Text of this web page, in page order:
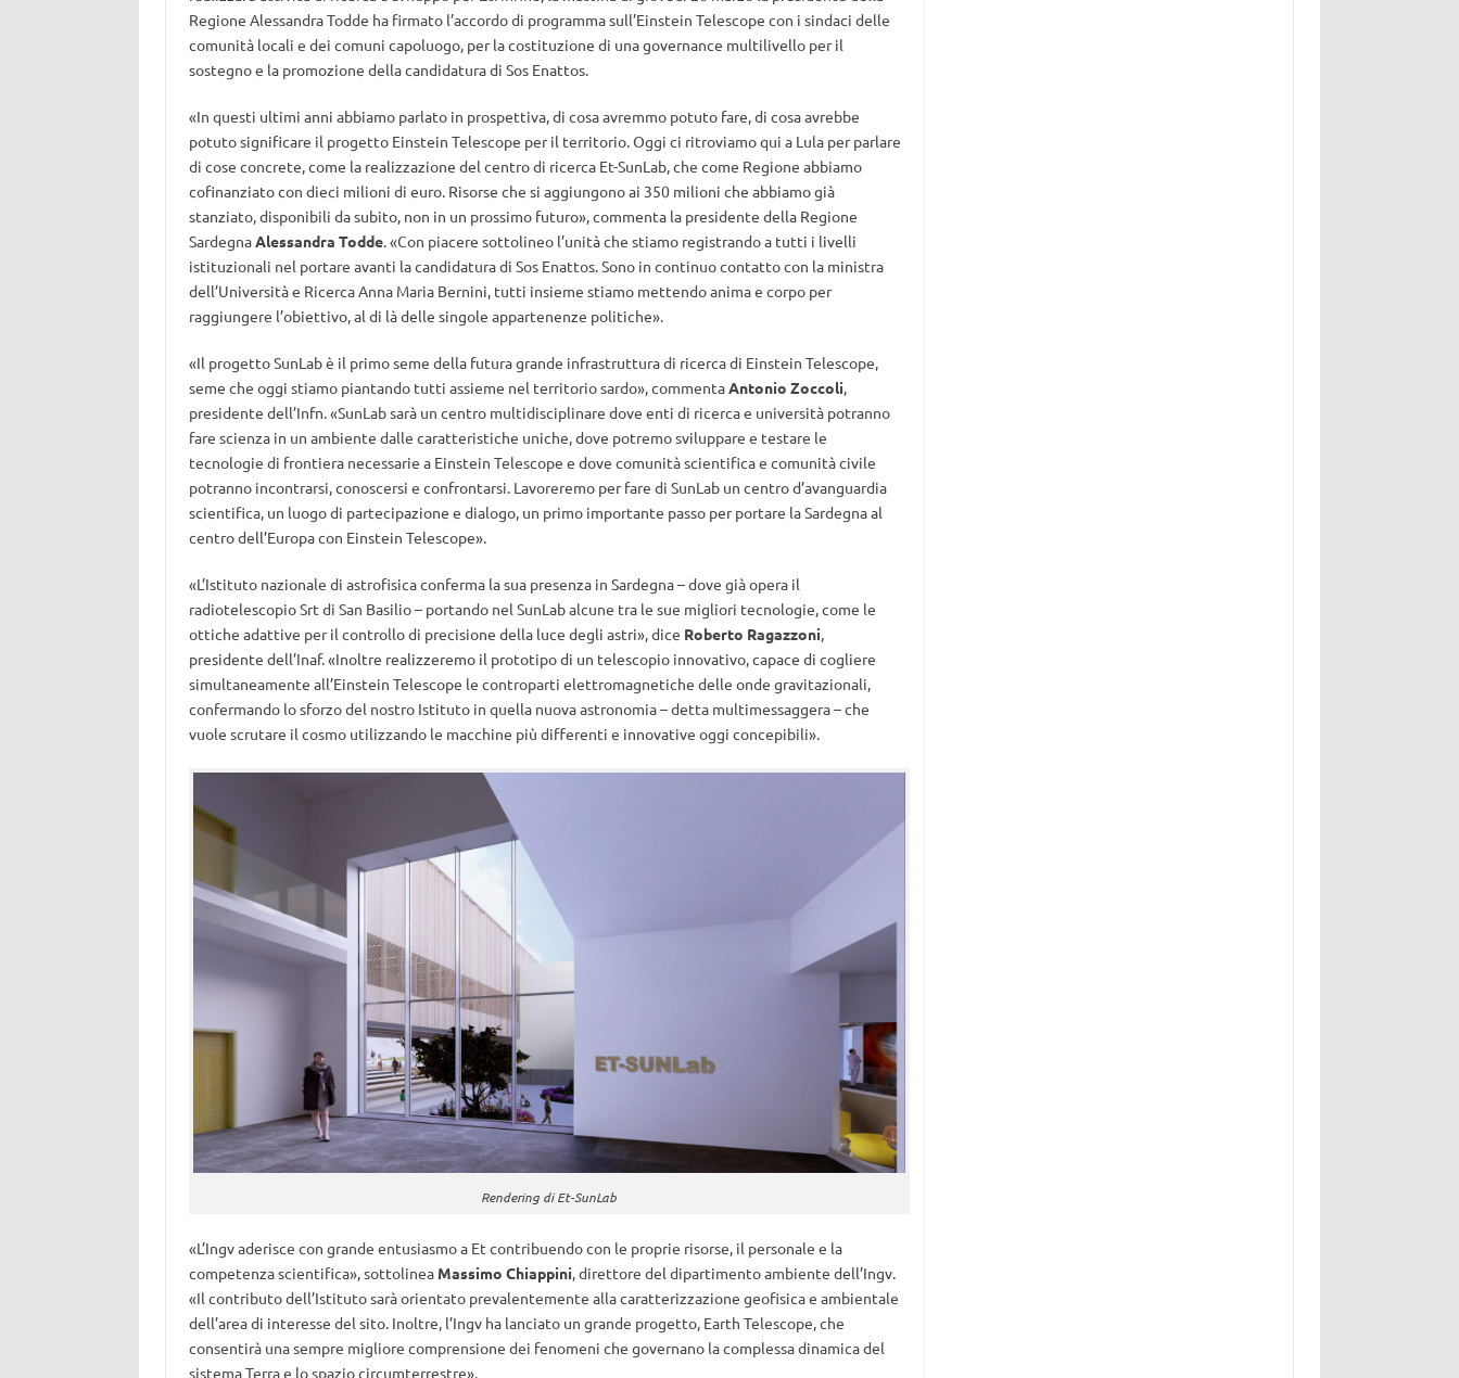
Regione Alessandra Todde ha firmato l’accordo di programma sull’Einstein Telescope con i sindaci delle
comunità locali e dei comuni capoluogo, per la costituzione di una governance multilivello per il
sostegno e la promozione della candidatura di Sos Enattos.
«In questi ultimi anni abbiamo parlato in prospettiva, di cosa avremmo potuto fare, di cosa avrebbe
potuto significare il progetto Einstein Telescope per il territorio. Oggi ci ritroviamo qui a Lula per parlare
di cose concrete, come la realizzazione del centro di ricerca Et-SunLab, che come Regione abbiamo
cofinanziato con dieci milioni di euro. Risorse che si aggiungono ai 350 milioni che abbiamo già
stanziato, disponibili da subito, non in un prossimo futuro», commenta la presidente della Regione
SardegnaAlessandra Todde. «Con piacere sottolineo l’unità che stiamo registrando a tutti i livelli
istituzionali nel portare avanti la candidatura di Sos Enattos. Sono in continuo contatto con la ministra
dell’Università e Ricerca Anna Maria Bernini, tutti insieme stiamo mettendo anima e corpo per
raggiungere l’obiettivo, al di là delle singole appartenenze politiche».
«Il progetto SunLab è il primo seme della futura grande infrastruttura di ricerca di Einstein Telescope,
seme che oggi stiamo piantando tutti assieme nel territorio sardo», commentaAntonio Zoccoli,
presidente dell’Infn. «SunLab sarà un centro multidisciplinare dove enti di ricerca e università potranno
fare scienza in un ambiente dalle caratteristiche uniche, dove potremo sviluppare e testare le
tecnologie di frontiera necessarie a Einstein Telescope e dove comunità scientifica e comunità civile
potranno incontrarsi, conoscersi e confrontarsi. Lavoreremo per fare di SunLab un centro d’avanguardia
scientifica, un luogo di partecipazione e dialogo, un primo importante passo per portare la Sardegna al
centro dell’Europa con Einstein Telescope».
«L’Istituto nazionale di astrofisica conferma la sua presenza in Sardegna – dove già opera il
radiotelescopio Srt di San Basilio – portando nel SunLab alcune tra le sue migliori tecnologie, come le
ottiche adattive per il controllo di precisione della luce degli astri», dice Roberto Ragazzoni,
presidente dell’Inaf. «Inoltre realizzeremo il prototipo di un telescopio innovativo, capace di cogliere
simultaneamente all’Einstein Telescope le controparti elettromagnetiche delle onde gravitazionali,
confermando lo sforzo del nostro Istituto in quella nuova astronomia – detta multimessaggera – che
vuole scrutare il cosmo utilizzando le macchine più differenti e innovative oggi concepibili».
Rendering di Et-SunLab
«L’Ingv aderisce con grande entusiasmo a Et contribuendo con le proprie risorse, il personale e la
competenza scientifica», sottolinea Massimo Chiappini, direttore del dipartimento ambiente dell’Ingv.
«Il contributo dell’Istituto sarà orientato prevalentemente alla caratterizzazione geofisica e ambientale
dell’area di interesse del sito. Inoltre, l’Ingv ha lanciato un grande progetto, Earth Telescope, che
consentirà una sempre migliore comprensione dei fenomeni che governano la complessa dinamica del
sistema Terra e lo spazio circumterrestre».